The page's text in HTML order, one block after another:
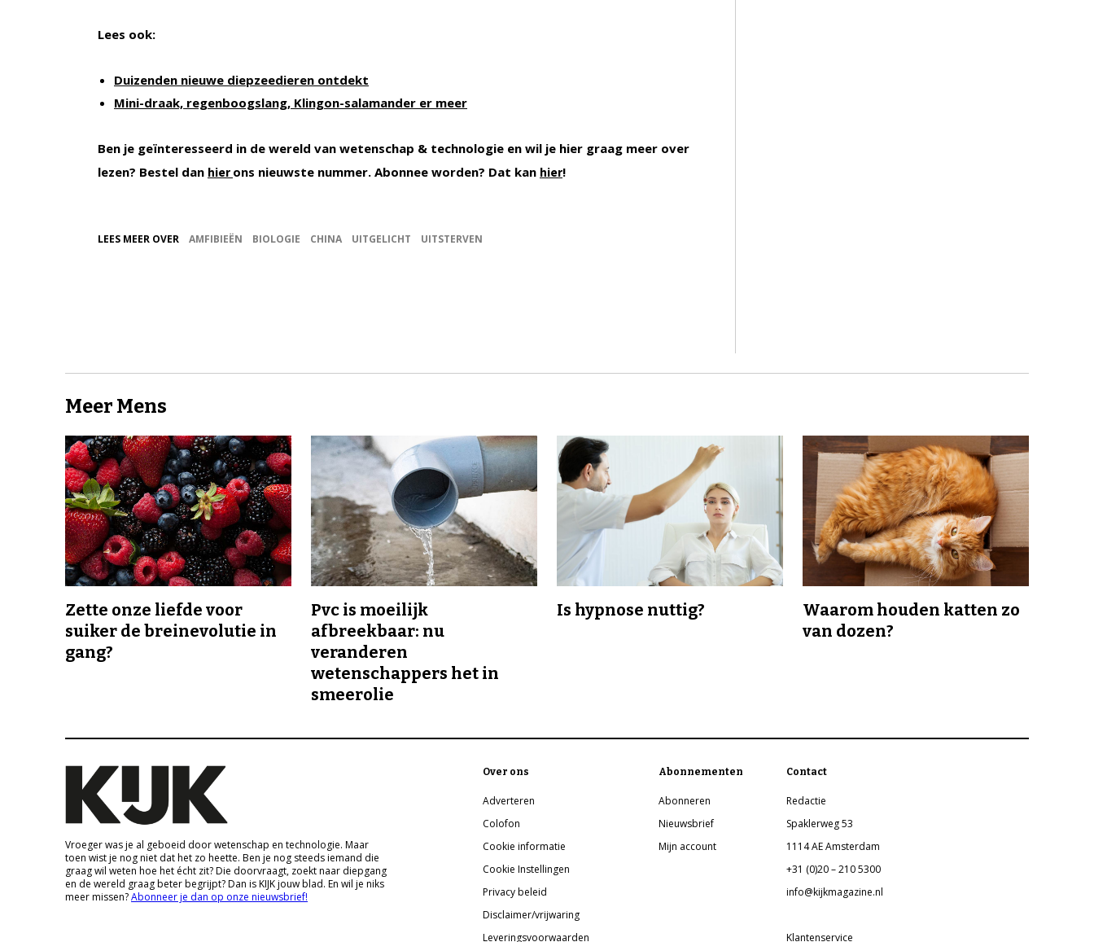
Lees ook:
Duizenden nieuwe diepzeedieren ontdekt
Mini-draak, regenboogslang, Klingon-salamander er meer
Ben je geïnteresseerd in de wereld van wetenschap & technologie en wil je hier graag meer over
lezen? Bestel dan hier ons nieuwste nummer. Abonnee worden? Dat kan hier!
LEES MEER OVER AMFIBIEËN BIOLOGIE CHINA UITGELICHT UITSTERVEN
Meer Mens
Zette onze liefde voor
suiker de breinevolutie in
gang?
Pvc is moeilijk
afbreekbaar: nu
veranderen
wetenschappers het in
smeerolie
Is hypnose nuttig?
Waarom houden katten zo
van dozen?
Vroeger was je al geboeid door wetenschap en technologie. Maar
toen wist je nog niet dat het zo heette. Ben je nog steeds iemand die
graag wil weten hoe het écht zit? Die doorvraagt, zoekt naar diepgang
en de wereld graag beter begrijpt? Dan is KIJK jouw blad. En wil je niks
meer missen?Abonneer je dan op onze nieuwsbrief!
Over ons
Adverteren
Colofon
Cookie informatie
Cookie Instellingen
Privacy beleid
Disclaimer/vrijwaring
Leveringsvoorwaarden
Abonnementen
Abonneren
Nieuwsbrief
Mijn account
Contact
Redactie
Spaklerweg 53
1114 AE Amsterdam
+31 (0)20 – 210 5300
info@kijkmagazine.nl
Klantenservice